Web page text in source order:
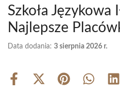
Szkoła Językowa
Najlepsze
Data dodania: 3 sierpnia 2026 r.
Share
Share Share Share